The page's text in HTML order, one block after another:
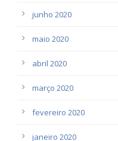
junho 2020
maio 2020
abril 2020
março 2020
fevereiro 2020
janeiro 2020